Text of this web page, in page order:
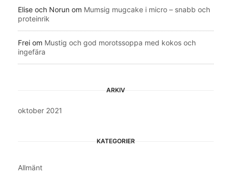
Elise och Norun om Mumsig mugcake i micro – snabb och
proteinrik
Frei om Mustig och god morotssoppa med kokos och
ingefära
ARKIV
oktober 2021
KATEGORIER
Allmänt